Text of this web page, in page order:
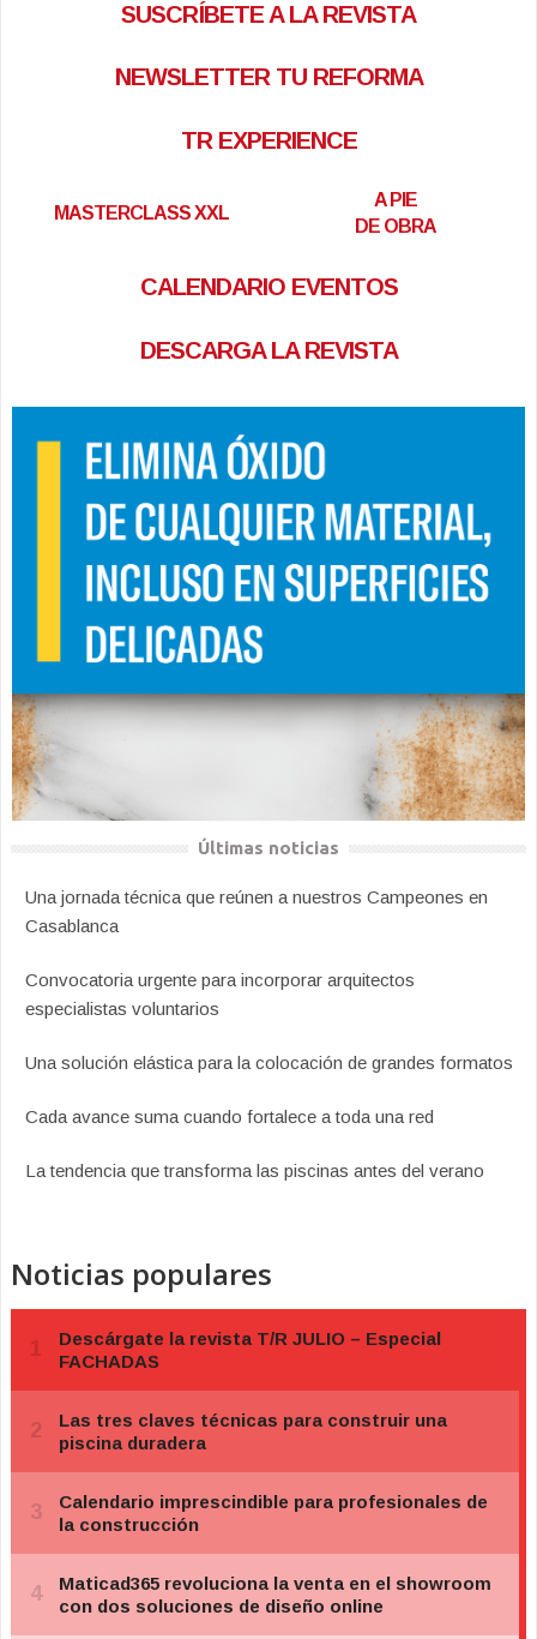
SUSCRÍBETE A LA REVISTA
NEWSLETTER TU REFORMA
TR EXPERIENCE
MASTERCLASS XXL
A PIE
DE OBRA
CALENDARIO EVENTOS
DESCARGA LA REVISTA
Últimas noticias
Una jornada técnica que reúnen a nuestros Campeones en
Casablanca
Convocatoria urgente para incorporar arquitectos
especialistas voluntarios
Una solución elástica para la colocación de grandes formatos
Cada avance suma cuando fortalece a toda una red
La tendencia que transforma las piscinas antes del verano
Noticias populares